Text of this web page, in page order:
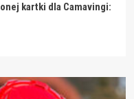
kartki dla Camavingi: